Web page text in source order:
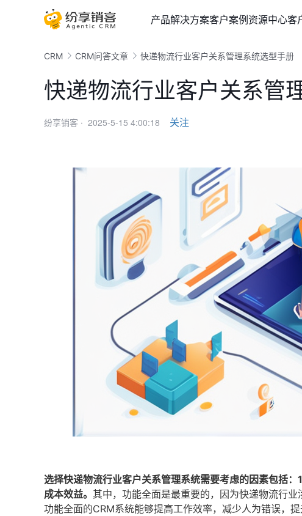
产品解决方案客户案例资源中心客
CRM CRM问答文章 快递物流行业客户关系管理系统选型手册
快递物流行业客户关系管
纷享销客 · 2025-5-15 4:00:18 关注
选择快递物流行业客户关系管理系统需要考虑的因素包括
成本效益。 其中，功能全面是最重要的，因为快递物流行
功能全面的CRM系统能够提高工作效率，减少人为错误，提